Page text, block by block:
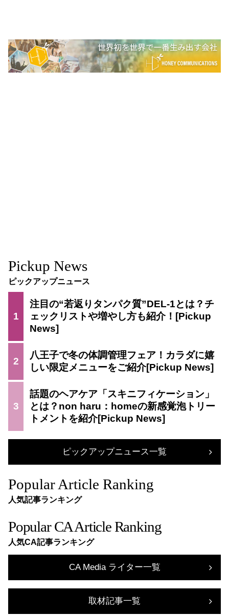
Pickup News
ピックアップニュース
1
注目の“若返りタンパク質”DEL-1とは？チ
ェックリストや増やし方も紹介！
2
八王子で冬の体調管理フェア！カラダに嬉
しい限定メニューをご紹介
3
話題のヘアケア「スキニフィケーション」
とは？non haru：homeの新感覚泡トリー
トメントを紹介
ピックアップニュース一覧
Popular Article Ranking
人気記事ランキング
Popular CA Article Ranking
人気CA記事ランキング
CA Media ライター一覧
取材記事一覧